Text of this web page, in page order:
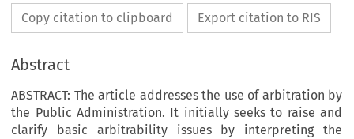
Copy citation to clipboard Export citation to RIS
Abstract
ABSTRACT: The article addresses the use of arbitration by
the Public Administration. It initially seeks to raise and
clarify basic arbitrability issues by interpreting the